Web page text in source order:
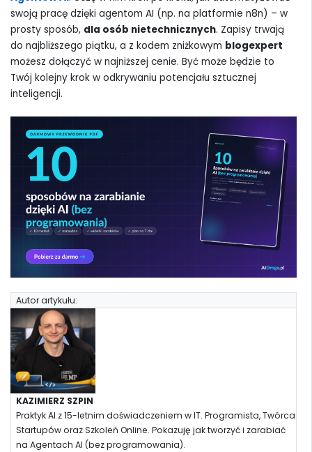
swoją pracę dzięki agentom AI (np. na platformie n8n) – w
prosty sposób, dla osób nietechnicznych. Zapisy trwają
do najbliższego piątku, a z kodem zniżkowym blogexpert
możesz dołączyć w najniższej cenie. Być może będzie to
Twój kolejny krok w odkrywaniu potencjału sztucznej
inteligencji.
Autor artykułu:
KAZIMIERZ SZPIN
Praktyk AI z 15-letnim doświadczeniem w IT. Programista, Twórca
Startupów oraz Szkoleń Online. Pokazuję jak tworzyć i zarabiać
na Agentach AI (bez programowania).